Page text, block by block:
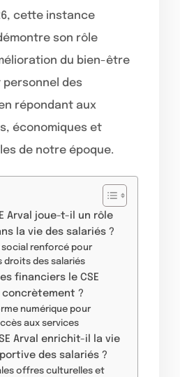
cette instance
son rôle
du bien-être
des
répondant aux
économiques et
de notre époque.
Arval joue-t-il un rôle
la vie des salariés ?
social renforcé pour
droits des salariés
financiers le CSE
?
numérique pour
aux services
Arval enrichit-il la vie
des salariés ?
offres culturelles et